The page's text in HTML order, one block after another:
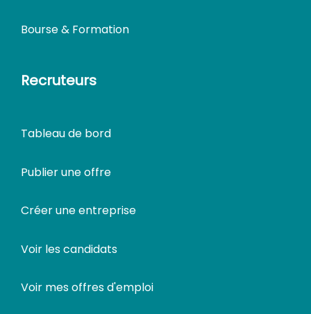
Bourse & Formation
Recruteurs
Tableau de bord
Publier une offre
Créer une entreprise
Voir les candidats
Voir mes offres d'emploi